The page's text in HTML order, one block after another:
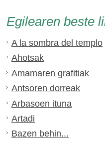
Egilearen beste
A la sombra del templo
Ahotsak
Amamaren grafitiak
Antsoren dorreak
Arbasoen ituna
Artadi
Bazen behin...